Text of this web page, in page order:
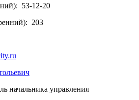
53-12-20
203
начальника управления